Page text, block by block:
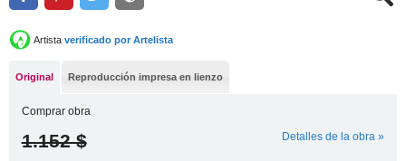
Artista verificado por Artelista
Original Reproducción impresa en lienzo
Comprar obra
1.152 $ Detalles de la obra »